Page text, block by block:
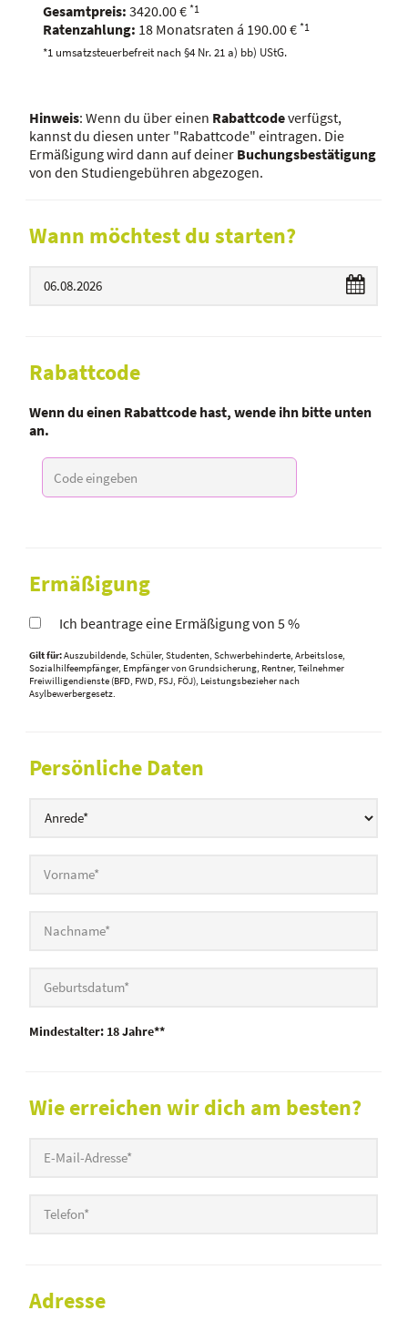
Gesamtpreis:3420.00€*1
Ratenzahlung: 18 Monatsraten á 190.00€*1
*1 umsatzsteuerbefreit nach §4 Nr. 21 a) bb) UStG.
Hinweis: Wenn du über einen Rabattcodeverfügst,
kannst du diesen unter "Rabattcode" eintragen. Die
Ermäßigung wird dann auf deiner Buchungsbestätigung
von den Studiengebühren abgezogen.
Wann möchtest du starten?
Rabattcode
Wenn du einen Rabattcode hast, wende ihn bitte unten
an.
Ermäßigung
Ich beantrage eine Ermäßigung von 5 %
Gilt für:Auszubildende, Schüler, Studenten, Schwerbehinderte, Arbeitslose,
Sozialhilfeempfänger, Empfänger von Grundsicherung, Rentner, Teilnehmer
Freiwilligendienste (BFD, FWD, FSJ, FÖJ), Leistungsbezieher nach
Asylbewerbergesetz.
Persönliche Daten
Mindestalter: 18 Jahre**
Wie erreichen wir dich am besten?
Adresse